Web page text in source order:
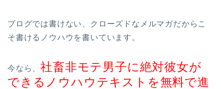
ブログでは書けない、クローズドなメルマガだからこ
そ書けるノウハウを書いています。
今なら、社畜非モテ男子に絶対彼女が
できるノウハウテキストを無料で進